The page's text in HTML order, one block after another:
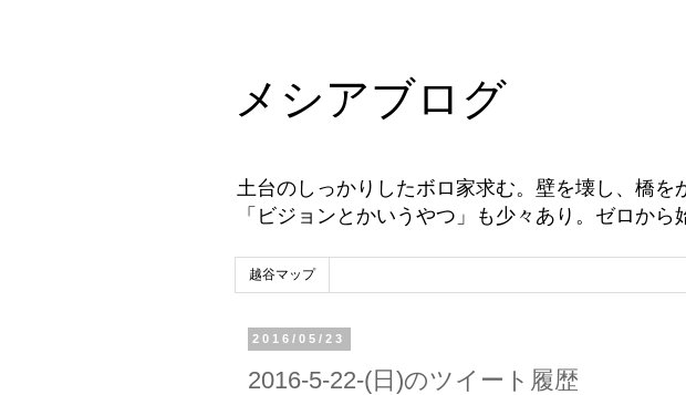
メシアブログ
土台のしっかりしたボロ家求む。壁を壊し、橋
「ビジョンとかいうやつ」も少々あり。ゼロから
越谷マップ
2016/05/23
2016-5-22-(日)のツイート履歴